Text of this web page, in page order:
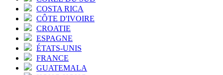
COSTA RICA
CÔTE D'IVOIRE
CROATIE
ESPAGNE
ÉTATS-UNIS
FRANCE
GUATEMALA